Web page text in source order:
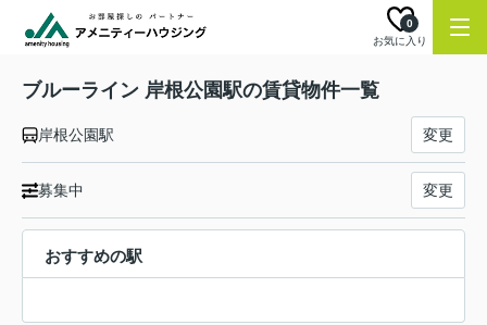
お気に入り
0
ブルーライン 岸根公園駅の賃貸物件一覧
岸根公園駅 変更
募集中 変更
おすすめの駅